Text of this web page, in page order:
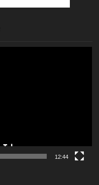
12:44